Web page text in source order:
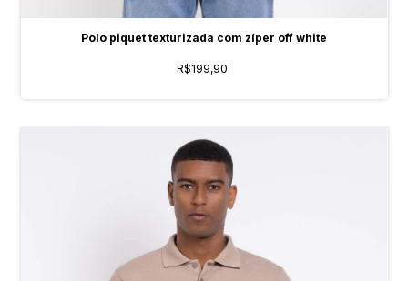
Polo piquet texturizada com zíper off white
R$199,90